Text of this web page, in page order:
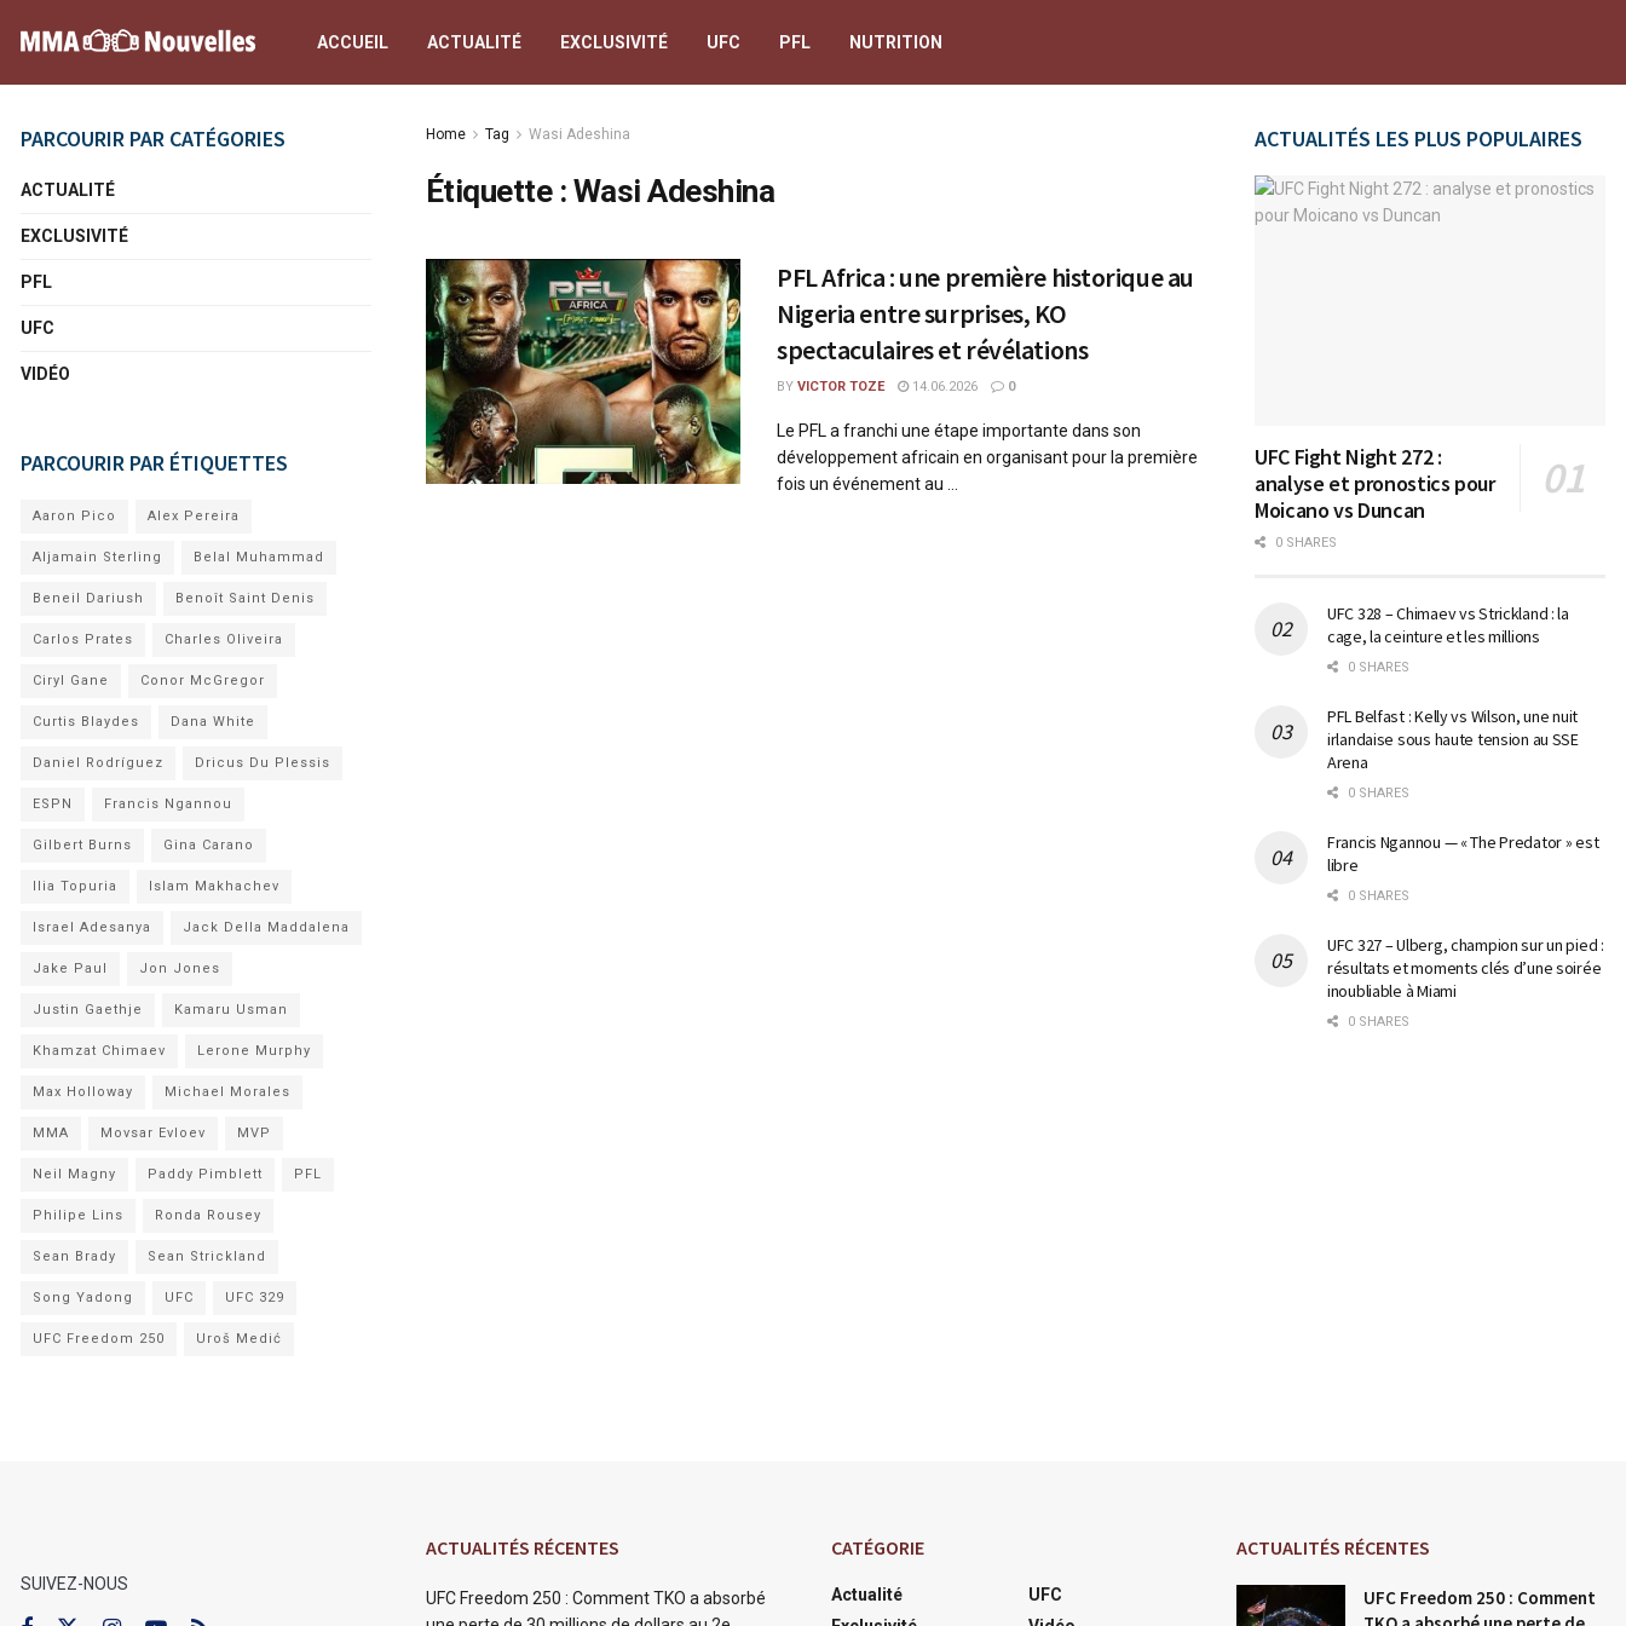
ACCUEIL ACTUALITÉ EXCLUSIVITÉ UFC PFL NUTRITION
Home Tag Wasi Adeshina
Étiquette : Wasi Adeshina
PFL Africa : une première historique au
Nigeria entre surprises, KO
spectaculaires et révélations
BY VICTOR TOZE 14.06.2026 0
Le PFL a franchi une étape importante dans son
développement africain en organisant pour la première
fois un événement au ...
PARCOURIR PAR CATÉGORIES
ACTUALITÉ
EXCLUSIVITÉ
PFL
UFC
VIDÉO
PARCOURIR PAR ÉTIQUETTES
Aaron Pico Alex Pereira
Aljamain Sterling Belal Muhammad
Beneil Dariush Benoît Saint Denis
Carlos Prates Charles Oliveira
Ciryl Gane Conor McGregor
Curtis Blaydes Dana White
Daniel Rodríguez Dricus Du Plessis
ESPN Francis Ngannou
Gilbert Burns Gina Carano
Ilia Topuria Islam Makhachev
Israel Adesanya Jack Della Maddalena
Jake Paul Jon Jones
Justin Gaethje Kamaru Usman
Khamzat Chimaev Lerone Murphy
Max Holloway Michael Morales
MMA Movsar Evloev MVP
Neil Magny Paddy Pimblett PFL
Philipe Lins Ronda Rousey
Sean Brady Sean Strickland
Song Yadong UFC UFC 329
UFC Freedom 250 Uroš Medić
ACTUALITÉS LES PLUS POPULAIRES
UFC Fight Night 272 :
analyse et pronostics pour
Moicano vs Duncan
0 SHARES
UFC 328 – Chimaev vs Strickland : la
cage, la ceinture et les millions
0 SHARES
PFL Belfast : Kelly vs Wilson, une nuit
irlandaise sous haute tension au SSE
Arena
0 SHARES
Francis Ngannou — « The Predator » est
libre
0 SHARES
UFC 327 – Ulberg, champion sur un pied :
résultats et moments clés d’une soirée
inoubliable à Miami
0 SHARES
SUIVEZ-NOUS
ACTUALITÉS RÉCENTES
UFC Freedom 250 : Comment TKO a absorbé
CATÉGORIE
Actualité
UFC
ACTUALITÉS RÉCENTES
UFC Freedom 250 : Comment